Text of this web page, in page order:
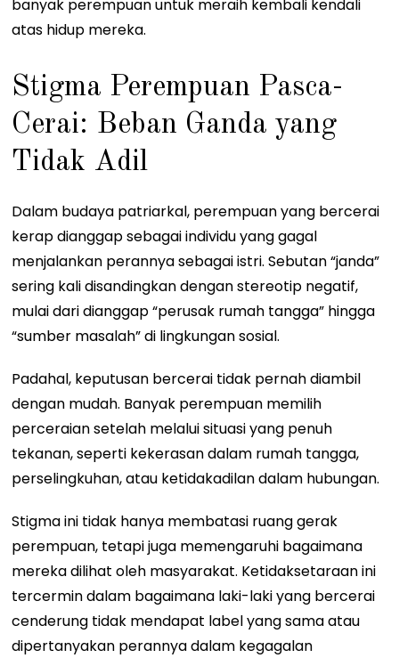
banyak perempuan untuk meraih kembali kendali
atas hidup mereka.
Stigma Perempuan Pasca-
Cerai: Beban Ganda yang
Tidak Adil
Dalam budaya patriarkal, perempuan yang bercerai
kerap dianggap sebagai individu yang gagal
menjalankan perannya sebagai istri. Sebutan “janda”
sering kali disandingkan dengan stereotip negatif,
mulai dari dianggap “perusak rumah tangga” hingga
“sumber masalah” di lingkungan sosial.
Padahal, keputusan bercerai tidak pernah diambil
dengan mudah. Banyak perempuan memilih
perceraian setelah melalui situasi yang penuh
tekanan, seperti kekerasan dalam rumah tangga,
perselingkuhan, atau ketidakadilan dalam hubungan.
Stigma ini tidak hanya membatasi ruang gerak
perempuan, tetapi juga memengaruhi bagaimana
mereka dilihat oleh masyarakat. Ketidaksetaraan ini
tercermin dalam bagaimana laki-laki yang bercerai
cenderung tidak mendapat label yang sama atau
dipertanyakan perannya dalam kegagalan